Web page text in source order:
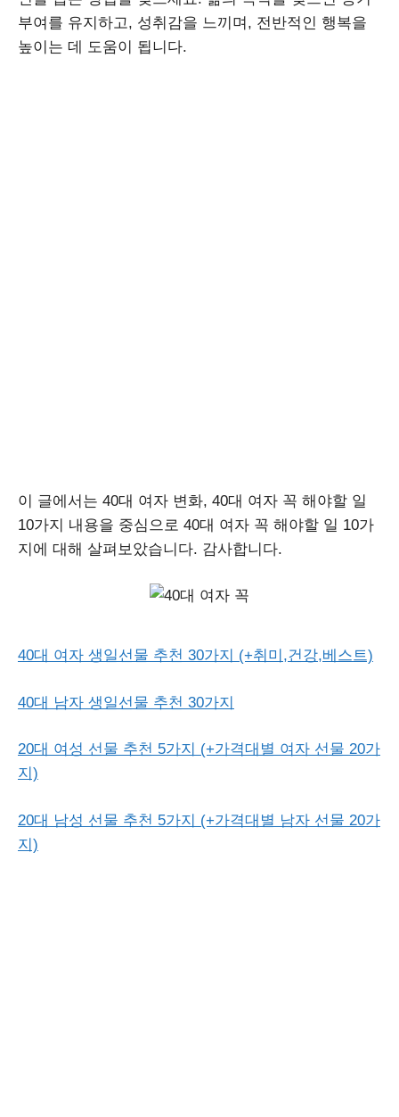
부여를 유지하고, 성취감을 느끼며, 전반적인 행복을
높이는 데 도움이 됩니다.
이 글에서는 40대 여자 변화, 40대 여자 꼭 해야할 일
10가지 내용을 중심으로 40대 여자 꼭 해야할 일 10가
지에 대해 살펴보았습니다. 감사합니다.
40대 여자 생일선물 추천 30가지 (+취미,건강,베스트)
40대 남자 생일선물 추천 30가지
20대 여성 선물 추천 5가지 (+가격대별 여자 선물 20가
지)
20대 남성 선물 추천 5가지 (+가격대별 남자 선물 20가
지)